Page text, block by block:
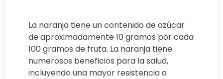
La naranja tiene un contenido de azúcar
de aproximadamente 10 gramos por cada
100 gramos de fruta. La naranja tiene
numerosos beneficios para la salud,
incluyendo una mayor resistencia a